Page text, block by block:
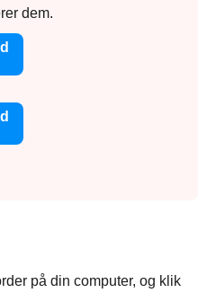
dem.
på din computer, og klik